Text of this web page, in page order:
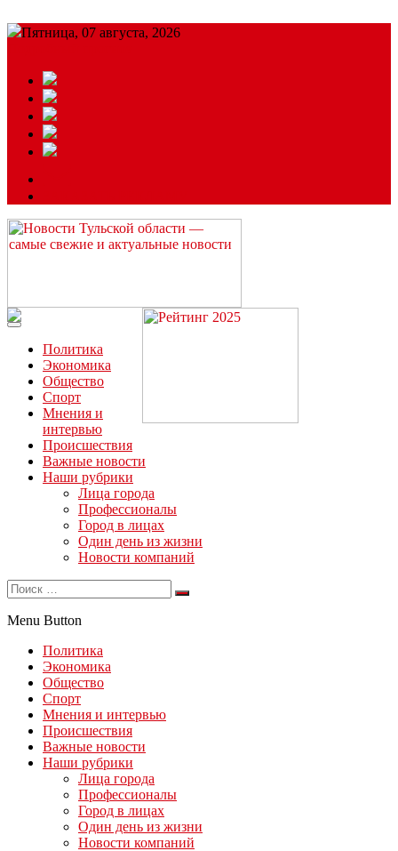
Пятница, 07 августа, 2026
Читайте последние новости дня в Тульской области на сайте
“ЗаНовомосковск”
Политика
Экономика
Общество
Спорт
Мнения и
интервью
Происшествия
Важные новости
Наши рубрики
Лица города
Профессионалы
Город в лицах
Один день из жизни
Новости компаний
Menu Button
Политика
Экономика
Общество
Спорт
Мнения и интервью
Происшествия
Важные новости
Наши рубрики
Лица города
Профессионалы
Город в лицах
Один день из жизни
Новости компаний